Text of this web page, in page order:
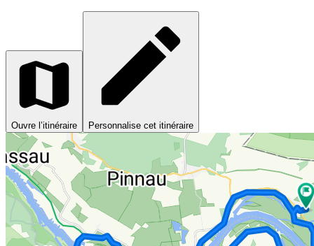
Ouvre l’itinéraire Personnalise cet itinéraire